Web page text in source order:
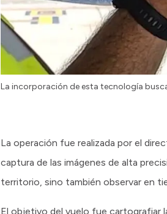
La incorporación de esta tecnología
La operación fue realizada por el
captura de las imágenes de alta
territorio, sino también observar en
El objetivo del vuelo fue cartografiar